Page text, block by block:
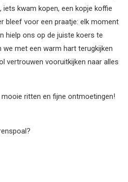
iets kwam kopen, een kopje koffie
bleef voor een praatje: elk moment
hielp ons op de juiste koers te
we met een warm hart terugkijken
vertrouwen vooruitkijken naar alles
ritten en fijne ontmoetingen!